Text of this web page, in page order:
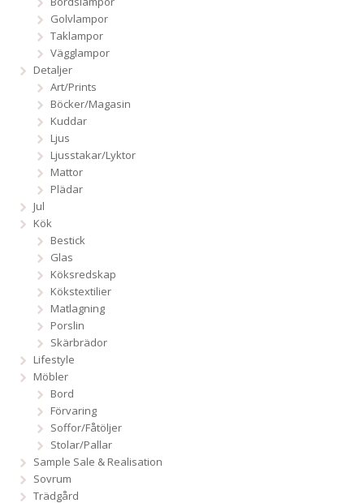
Golvlampor
Taklampor
Vägglampor
Detaljer
Art/Prints
Böcker/Magasin
Kuddar
Ljus
Ljusstakar/Lyktor
Mattor
Plädar
Jul
Kök
Bestick
Glas
Köksredskap
Kökstextilier
Matlagning
Porslin
Skärbrädor
Lifestyle
Möbler
Bord
Förvaring
Soffor/Fåtöljer
Stolar/Pallar
Sample Sale & Realisation
Sovrum
Trädgård